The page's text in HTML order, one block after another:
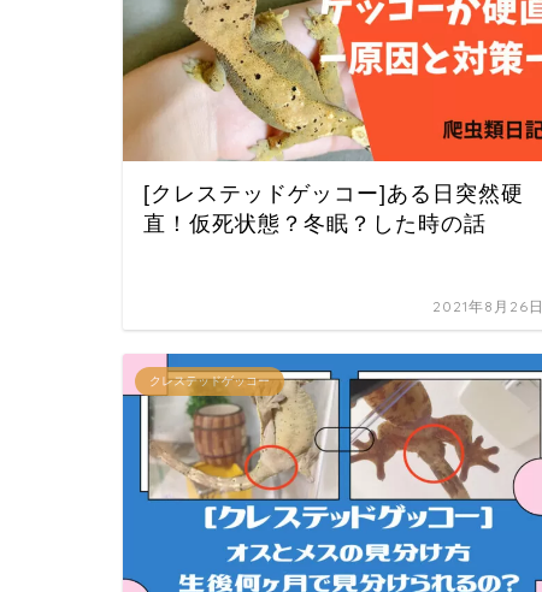
[クレステッドゲッコー]ある日突然硬
直！仮死状態？冬眠？した時の話
2021年8月26日
クレステッドゲッコー